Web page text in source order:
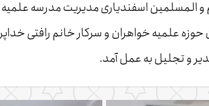
المسلمین اسفندیاری مدیریت مدرسه علمیه
علمیه خواهران و سرکار خانم رافتی
و تجلیل به عمل آمد.